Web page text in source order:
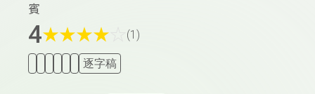
賓
4★★★★ (1)
逐字稿